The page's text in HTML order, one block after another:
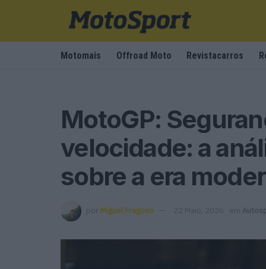
Motomais Offroad Moto Revistacarros
MotoGP:
velocidade: a
sobre a era
por Miguel Fragoso 22 Maio, 2026 em